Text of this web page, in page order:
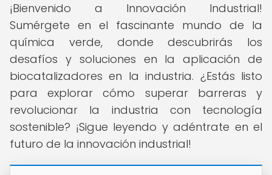
¡Bienvenido a Innovación Industrial!
Sumérgete en el fascinante mundo de la
química verde, donde descubrirás los
desafíos y soluciones en la aplicación de
biocatalizadores en la industria. ¿Estás listo
para explorar cómo superar barreras y
revolucionar la industria con tecnología
sostenible? ¡Sigue leyendo y adéntrate en el
futuro de la innovación industrial!